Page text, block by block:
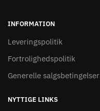
INFORMATION
Leveringspolitik
Fortrolighedspolitik
Generelle
NYTTIGE LINKS